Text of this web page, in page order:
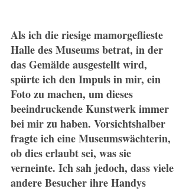
Als ich die riesige mamorgeflieste
Halle des Museums betrat, in der
das Gemälde ausgestellt wird,
spürte ich den Impuls in mir, ein
Foto zu machen, um dieses
beeindruckende Kunstwerk immer
bei mir zu haben. Vorsichtshalber
fragte ich eine Museumswächterin,
ob dies erlaubt sei, was sie
verneinte. Ich sah jedoch, dass viele
andere Besucher ihre Handys